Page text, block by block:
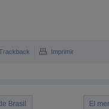
Imprimir
Brasil El